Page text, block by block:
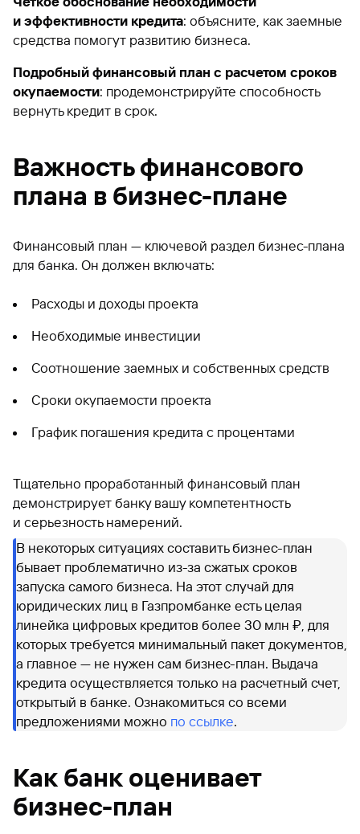
и эффективности кредита: объясните, как заемные
средства помогут развитию бизнеса.
Подробный финансовый план с расчетом сроков
окупаемости: продемонстрируйте способность
вернуть кредит в срок.
Важность финансового
плана в бизнес-плане
Финансовый план — ключевой раздел бизнес-плана
для банка. Он должен включать:
Расходы и доходы проекта
Необходимые инвестиции
Соотношение заемных и собственных средств
Сроки окупаемости проекта
График погашения кредита с процентами
Тщательно проработанный финансовый план
демонстрирует банку вашу компетентность
и серьезность намерений.
В некоторых ситуациях составить бизнес-план
бывает проблематично из-за сжатых сроков
запуска самого бизнеса. На этот случай для
юридических лиц в Газпромбанке есть целая
линейка цифровых кредитов более 30 млн ₽, для
которых требуется минимальный пакет документов,
а главное — не нужен сам бизнес-план. Выдача
кредита осуществляется только на расчетный счет,
открытый в банке. Ознакомиться со всеми
предложениями можно по ссылке.
Как банк оценивает
бизнес-план